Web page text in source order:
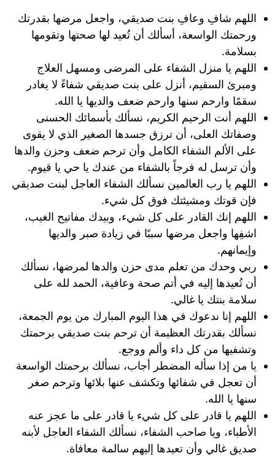
اللهم شافِ وعافِ بنت صديقي، واجعل مرضها بقدرتك
ورحمتك الواسعة، أسألك أن تُعيد لها صحتها وتقومها
بسلامة.
اللهم يا منزل الشفاء على المرضى ومسهل العلاج
ومبرئ السقيم، أنزل على بنت صديقي شفاءً لا يغادر
سقمًا وارحم سنها وارحم ضعف والديها يا الله.
اللهم أنت الرحيم الكريم، نسألك بأسمائك الحسنى
وصفاتك العلى، أن ترزق جسدها الصغير الذي لا يقوى
على الألم الشفاء الكامل وأن ترحم ضعف وحزن والدها
وأن ترسل له فرجاً بالشفاء من عندك يا حي يا قيوم.
اللهم يا رب العالمين نسألك الشفاء العاجل لبنت صديقي
فإن قوتك ومشيئتك فوق كل شيء.
اللهم إنك القادر على كل شيء، وبيدك مفاتيح الغيب،
اشفِها واجعل مرضها سببًا في زيادة صبر والديها
وإيمانهم.
ربي وحدك من تعلم مدى حزن والدها لمرضها، نسألك
أن تُعيدها إليه في أتم صحة وعافية، الحمد لله على
سلامة بنتك يا غالي.
اللهم إنا ندعوك في هذا اليوم المبارك من يوم الجمعة،
نسألك بقدرتك العظيمة أن ترحم بنت صديقي برحمتك
وتشفيها من كل داء وألم ووجع.
يا من إذا سأله المضطر أجاب، نسألك برحمتك الواسعة
أن تعجل في شفائها وتكشف عنها بلائها وترحم صغر
سنها يا الله.
اللهم يا قادر على كل شيء يا قادر على ما عجز عنه
الأطباء، ويا صاحب الشفاء، نسألك الشفاء العاجل لأبنه
صديق غالي وأن تعيدها إليهم سالمة معافاة.